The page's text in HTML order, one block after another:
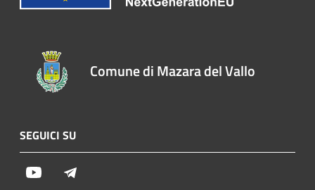
Comune di Mazara del Vallo
SEGUICI SU
Youtube